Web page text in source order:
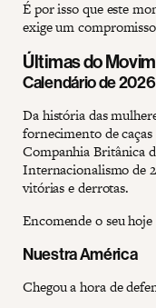
É por isso que este
exige um
Últimas do
Calendário de
Da história das
fornecimento de
Companhia Britânica
Internacionalismo de
vitórias e derrotas.
Encomende o seu
Nuestra América
Chegou a hora de